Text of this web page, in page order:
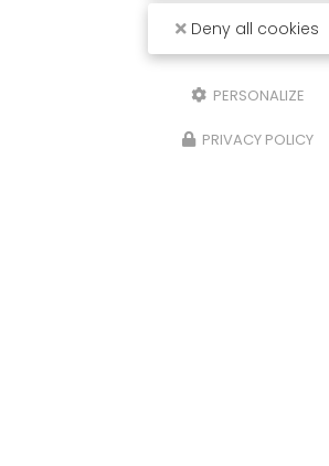
Deny all cookies
PERSONALIZE
PRIVACY POLICY